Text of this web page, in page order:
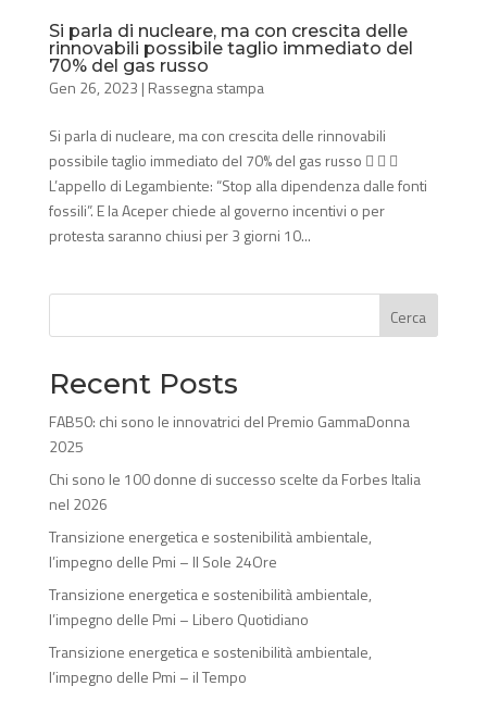
Si parla di nucleare, ma con crescita delle
rinnovabili possibile taglio immediato del
70% del gas russo
Gen 26, 2023 | Rassegna stampa
Si parla di nucleare, ma con crescita delle rinnovabili
possibile taglio immediato del 70% del gas russo   
L’appello di Legambiente: “Stop alla dipendenza dalle fonti
fossili”. E la Aceper chiede al governo incentivi o per
protesta saranno chiusi per 3 giorni 10...
Cerca
Recent Posts
FAB50: chi sono le innovatrici del Premio GammaDonna
2025
Chi sono le 100 donne di successo scelte da Forbes Italia
nel 2026
Transizione energetica e sostenibilità ambientale,
l’impegno delle Pmi – Il Sole 24Ore
Transizione energetica e sostenibilità ambientale,
l’impegno delle Pmi – Libero Quotidiano
Transizione energetica e sostenibilità ambientale,
l’impegno delle Pmi – il Tempo